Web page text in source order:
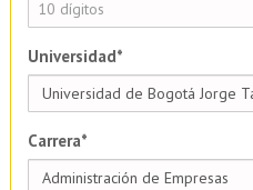
Universidad*
Carrera*